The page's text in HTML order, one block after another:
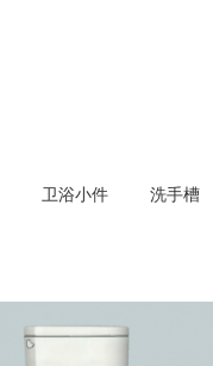
卫浴小件
洗手槽